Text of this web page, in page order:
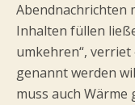
Abendnachrichten
Inhalten füllen
umkehren“,
genannt werden
muss auch Wärme